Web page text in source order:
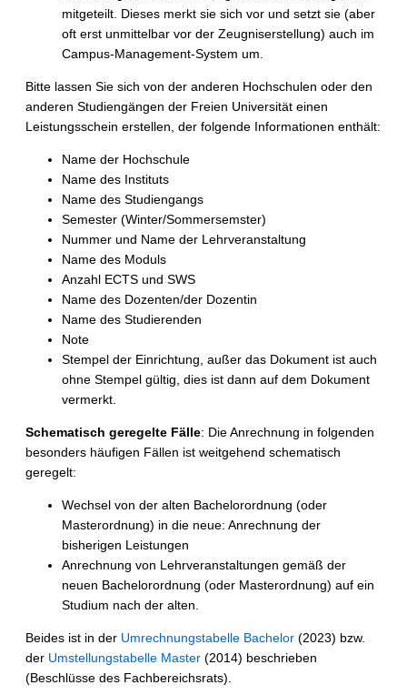
mitgeteilt. Dieses merkt sie sich vor und setzt sie (aber
oft erst unmittelbar vor der Zeugniserstellung) auch im
Campus-Management-System um.
Bitte lassen Sie sich von der anderen Hochschulen oder den
anderen Studiengängen der Freien Universität einen
Leistungsschein erstellen, der folgende Informationen enthält:
Name der Hochschule
Name des Instituts
Name des Studiengangs
Semester (Winter/Sommersemster)
Nummer und Name der Lehrveranstaltung
Name des Moduls
Anzahl ECTS und SWS
Name des Dozenten/der Dozentin
Name des Studierenden
Note
Stempel der Einrichtung, außer das Dokument ist auch
ohne Stempel gültig, dies ist dann auf dem Dokument
vermerkt.
Schematisch geregelte Fälle: Die Anrechnung in folgenden
besonders häufigen Fällen ist weitgehend schematisch
geregelt:
Wechsel von der alten Bachelorordnung (oder
Masterordnung) in die neue: Anrechnung der
bisherigen Leistungen
Anrechnung von Lehrveranstaltungen gemäß der
neuen Bachelorordnung (oder Masterordnung) auf ein
Studium nach der alten.
Beides ist in der Umrechnungstabelle Bachelor (2023) bzw.
der Umstellungstabelle Master (2014) beschrieben
(Beschlüsse des Fachbereichsrats).